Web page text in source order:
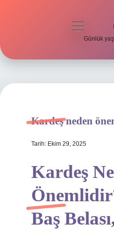
Hakkımızda
menüyü
Günlük
Kardeş neden
Tarih: Ekim 29, 2025
Kardeş
Baş